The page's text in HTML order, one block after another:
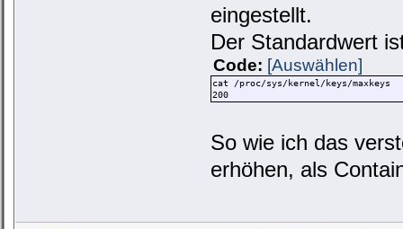
eingestellt.
Der Standardwert
Code: [Auswählen]
cat /proc/sys/kernel/keys/maxkeys
200
So wie ich das
erhöhen, als